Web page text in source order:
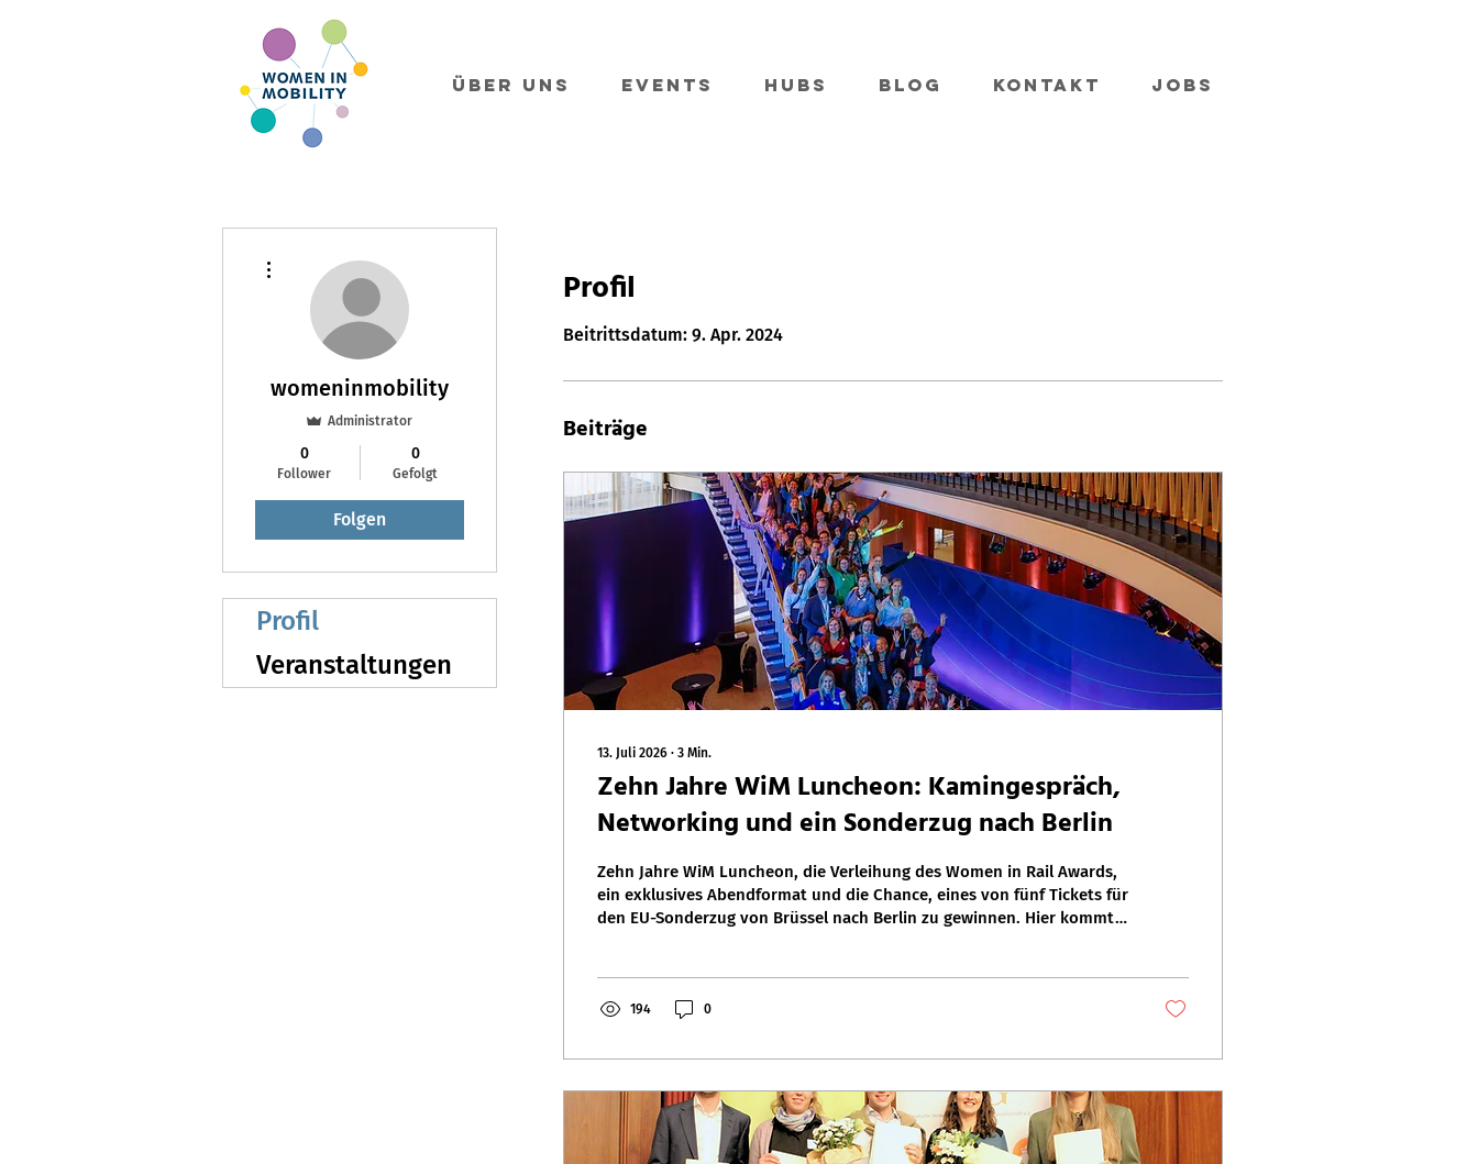
Über Uns Events Hubs Blog Kontakt Jobs
Profil
Beitrittsdatum: 9. Apr. 2024
Beiträge
13. Juli 2026 ∙ 3 Min.
Zehn Jahre WiM Luncheon: Kamingespräch,
Networking und ein Sonderzug nach Berlin
Zehn Jahre WiM Luncheon, die Verleihung des Women in Rail Awards,
ein exklusives Abendformat und die Chance, eines von fünf Tickets für
den EU-Sonderzug von Brüssel nach Berlin zu gewinnen. Hier kommt
194 0
womeninmobility
Administrator
0
Follower
0
Gefolgt
Folgen
Profil
Veranstaltungen